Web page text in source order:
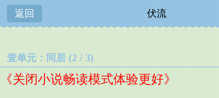
返回 伏流
壹单元：同居 (2 / 3)
《关闭小说畅读模式体验更好》